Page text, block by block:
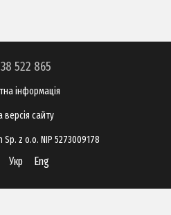
522 865
інформація
версія сайту
z o.o. NIP 5273009178
Укр Eng